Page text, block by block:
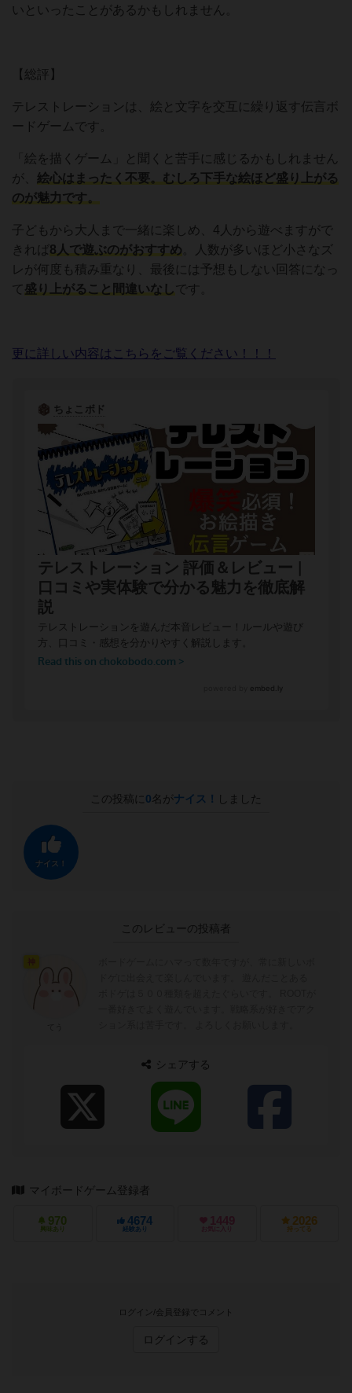
いといったことがあるかもしれません。
【総評】
テレストレーションは、絵と文字を交互に繰り返す伝言ボ
ードゲームです。
「絵を描くゲーム」と聞くと苦手に感じるかもしれません
が、 絵心はまったく不要。むしろ下手な絵ほど盛り上がる
のが魅力です。
子どもから大人まで一緒に楽しめ、4人から遊べますがで
きれば8人で遊ぶのがおすすめ 。人数が多いほど小さなズ
レが何度も積み重なり、最後には予想もしない回答になっ
て盛り上がること間違いなしです。
更に詳しい内容はこちらをご覧ください！！！
この投稿に 0名がナイス！ しました
ナイス！
このレビューの投稿者
シェアする
マイボードゲーム登録者
970
興味あり
4674
経験あり
1449
お気に入り
2026
持ってる
ログイン/会員登録でコメント
ログインする